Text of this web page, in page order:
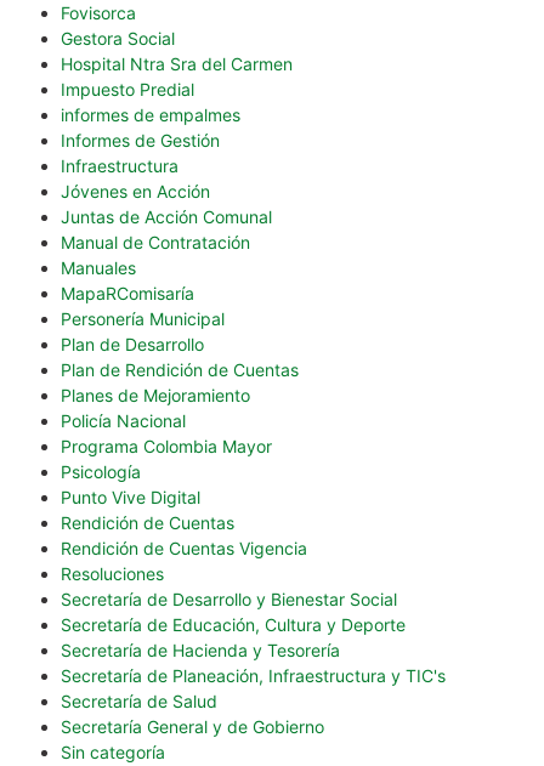
Fovisorca
Gestora Social
Hospital Ntra Sra del Carmen
Impuesto Predial
informes de empalmes
Informes de Gestión
Infraestructura
Jóvenes en Acción
Juntas de Acción Comunal
Manual de Contratación
Manuales
MapaRComisaría
Personería Municipal
Plan de Desarrollo
Plan de Rendición de Cuentas
Planes de Mejoramiento
Policía Nacional
Programa Colombia Mayor
Psicología
Punto Vive Digital
Rendición de Cuentas
Rendición de Cuentas Vigencia
Resoluciones
Secretaría de Desarrollo y Bienestar Social
Secretaría de Educación, Cultura y Deporte
Secretaría de Hacienda y Tesorería
Secretaría de Planeación, Infraestructura y TIC's
Secretaría de Salud
Secretaría General y de Gobierno
Sin categoría